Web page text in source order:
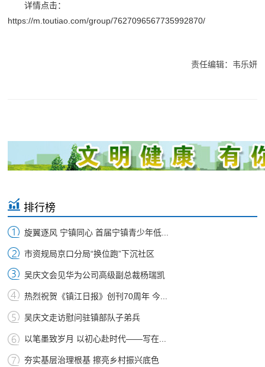
详情点击：
https://m.toutiao.com/group/7627096567735992870/
责任编辑：韦乐妍
排行榜
旋翼逐风 宁镇同心 首届宁镇青少年低...
市资规局京口分局“换位跑”下沉社区
吴庆文会见华为公司高级副总裁杨瑞凯
热烈祝贺《镇江日报》创刊70周年 今...
吴庆文走访慰问驻镇部队子弟兵
以笔墨致岁月 以初心赴时代——写在...
夯实基层治理根基 擦亮乡村振兴底色